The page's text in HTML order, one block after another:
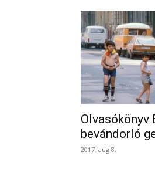
Olvasókönyv
bevándorló
2017. aug 8.